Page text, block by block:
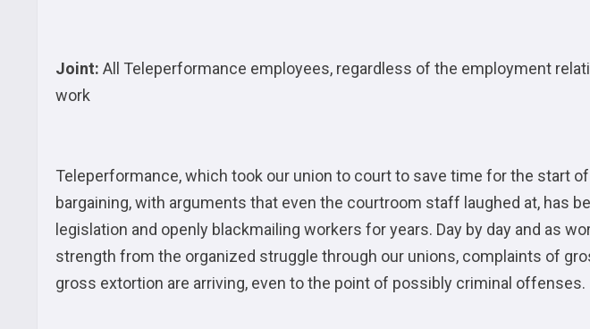
Joint: All Teleperformance employees, regardless of the employment
work
Teleperformance, which took our union to court to save time for the start
bargaining, with arguments that even the courtroom staff laughed at, has
legislation and openly blackmailing workers for years. Day by day and as
strength from the organized struggle through our unions, complaints of
gross extortion are arriving, even to the point of possibly criminal offenses.